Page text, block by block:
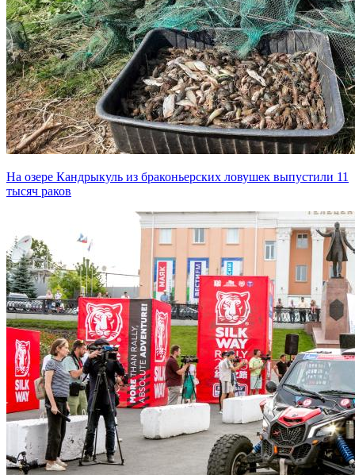
На озере Кандрыкуль из браконьерских ловушек выпустили 11
тысяч раков